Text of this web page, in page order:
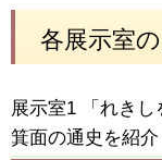
各展示室
展示室1 「れき
箕面の通史を紹介